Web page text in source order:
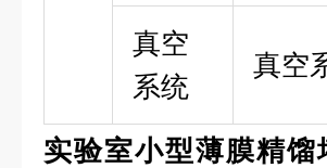
真空
系统
真空
实验室小型薄膜精馏